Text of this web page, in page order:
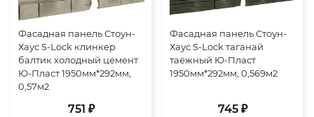
Фасадная панель Стоун-
Хаус S-Lock клинкер
балтик холодный цемент
Ю-Пласт 1950мм*292мм,
0,57м2
751 ₽
Фасадная панель Стоун-
Хаус S-Lock таганай
таёжный Ю-Пласт
1950мм*292мм, 0,569м2
745 ₽